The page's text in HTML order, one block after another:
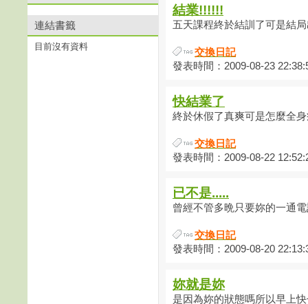
結業!!!!!!
五天課程終於結訓了可是結
交換日記
發表時間：2009-08-23
快結業了
終於休假了真爽可是怎麼全
交換日記
發表時間：2009-08-22
已不是.....
曾經不管多晩只要妳的一通
交換日記
發表時間：2009-08-20
妳就是妳
是因為妳的狀態嗎所以早上
連結書籤
目前沒有資料